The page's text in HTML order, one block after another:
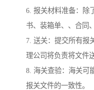
6. 报关材料准备：除
书、装箱单、、合同
7. 送关：提交所有报
理公司将负责将文件
8. 海关查验：海关可
报关文件的一致性。